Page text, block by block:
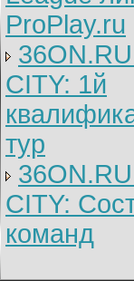
ProPlay.ru
CITY: 1й
тур
CITY:
команд